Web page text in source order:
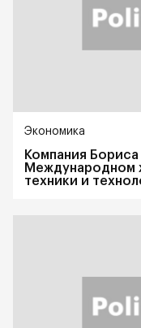
Экономика
Компания
Международном
техники и